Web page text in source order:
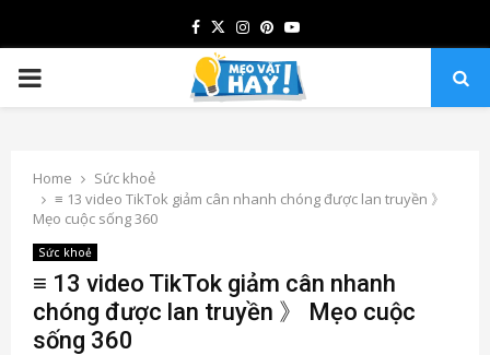
Facebook
TwitterInstagram
Pinterest
Youtube
PRIMARY
Home
Sức khoẻ
≡ 13 video TikTok giảm cân nhanh chóng được lan truyền 》
Mẹo cuộc sống 360
Sức khoẻ
≡ 13 video TikTok giảm cân nhanh
chóng được lan truyền 》 Mẹo cuộc
sống 360